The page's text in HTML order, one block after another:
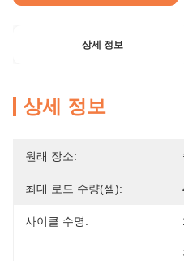
상세 정보
상세 정보
원래 장소:
최대 로드 수량(셀):
사이클 수명: